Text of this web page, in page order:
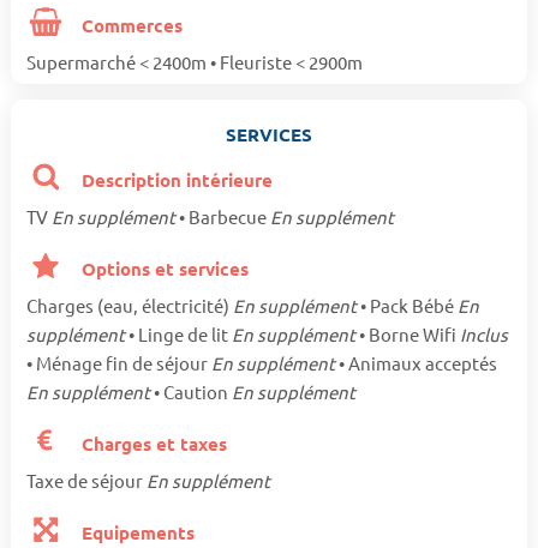
Commerces
Supermarché < 2400m • Fleuriste < 2900m
SERVICES
Description intérieure
TV En supplément• Barbecue En supplément
Options et services
Charges (eau, électricité) En supplément• Pack Bébé En
supplément• Linge de lit En supplément• Borne Wifi Inclus
• Ménage fin de séjour En supplément• Animaux acceptés
En supplément• Caution En supplément
Charges et taxes
Taxe de séjour En supplément
Equipements